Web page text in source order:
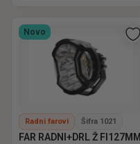
Novo
Radni farovi Šifra 1021
FAR RADNI+DRL Ž FI127MM